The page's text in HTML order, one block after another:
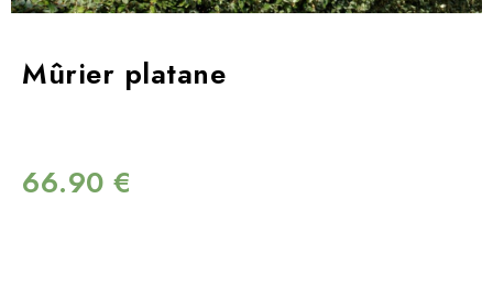
Mûrier platane
66.90 €